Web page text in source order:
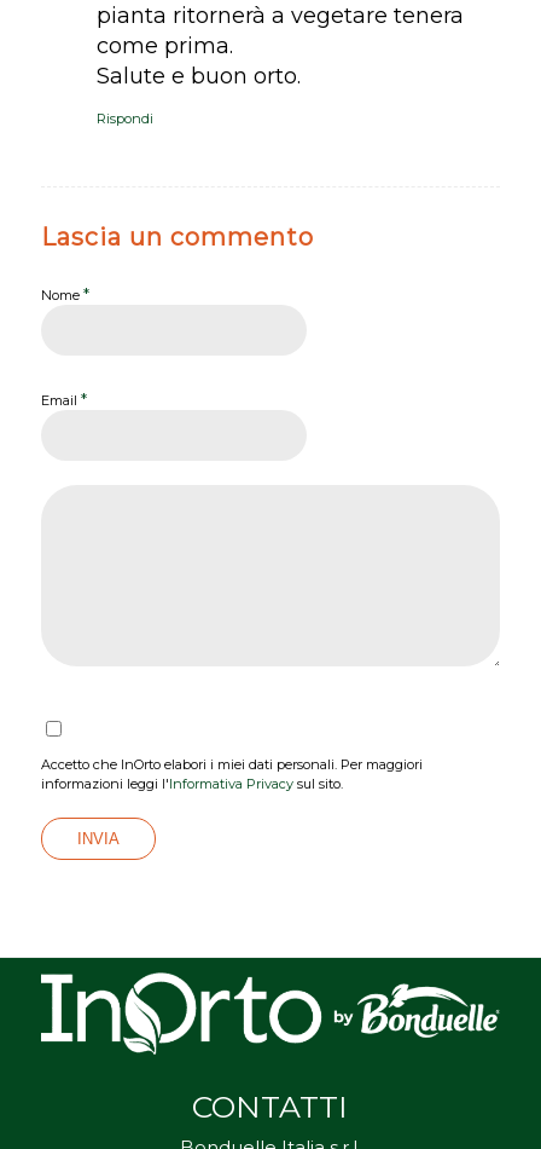
pianta ritornerà a vegetare tenera
come prima.
Salute e buon orto.
Rispondi
Lascia un commento
Nome *
Email *
Accetto che InOrto elabori i miei dati personali. Per maggiori
informazioni leggi l'Informativa Privacysul sito.
CONTATTI